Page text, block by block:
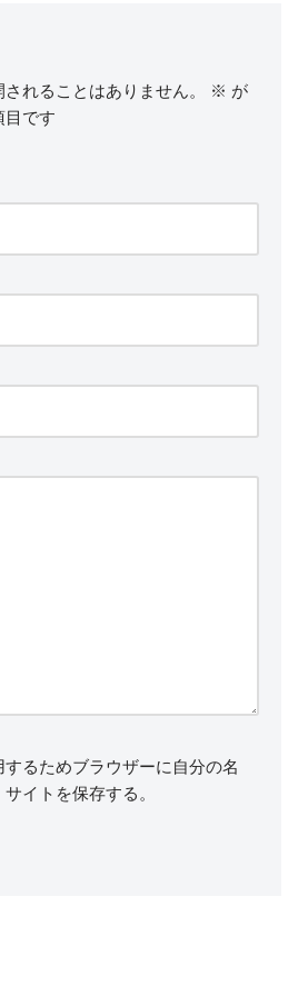
れることはありません。 ※ が
目です
るためブラウザーに自分の名
イトを保存する。